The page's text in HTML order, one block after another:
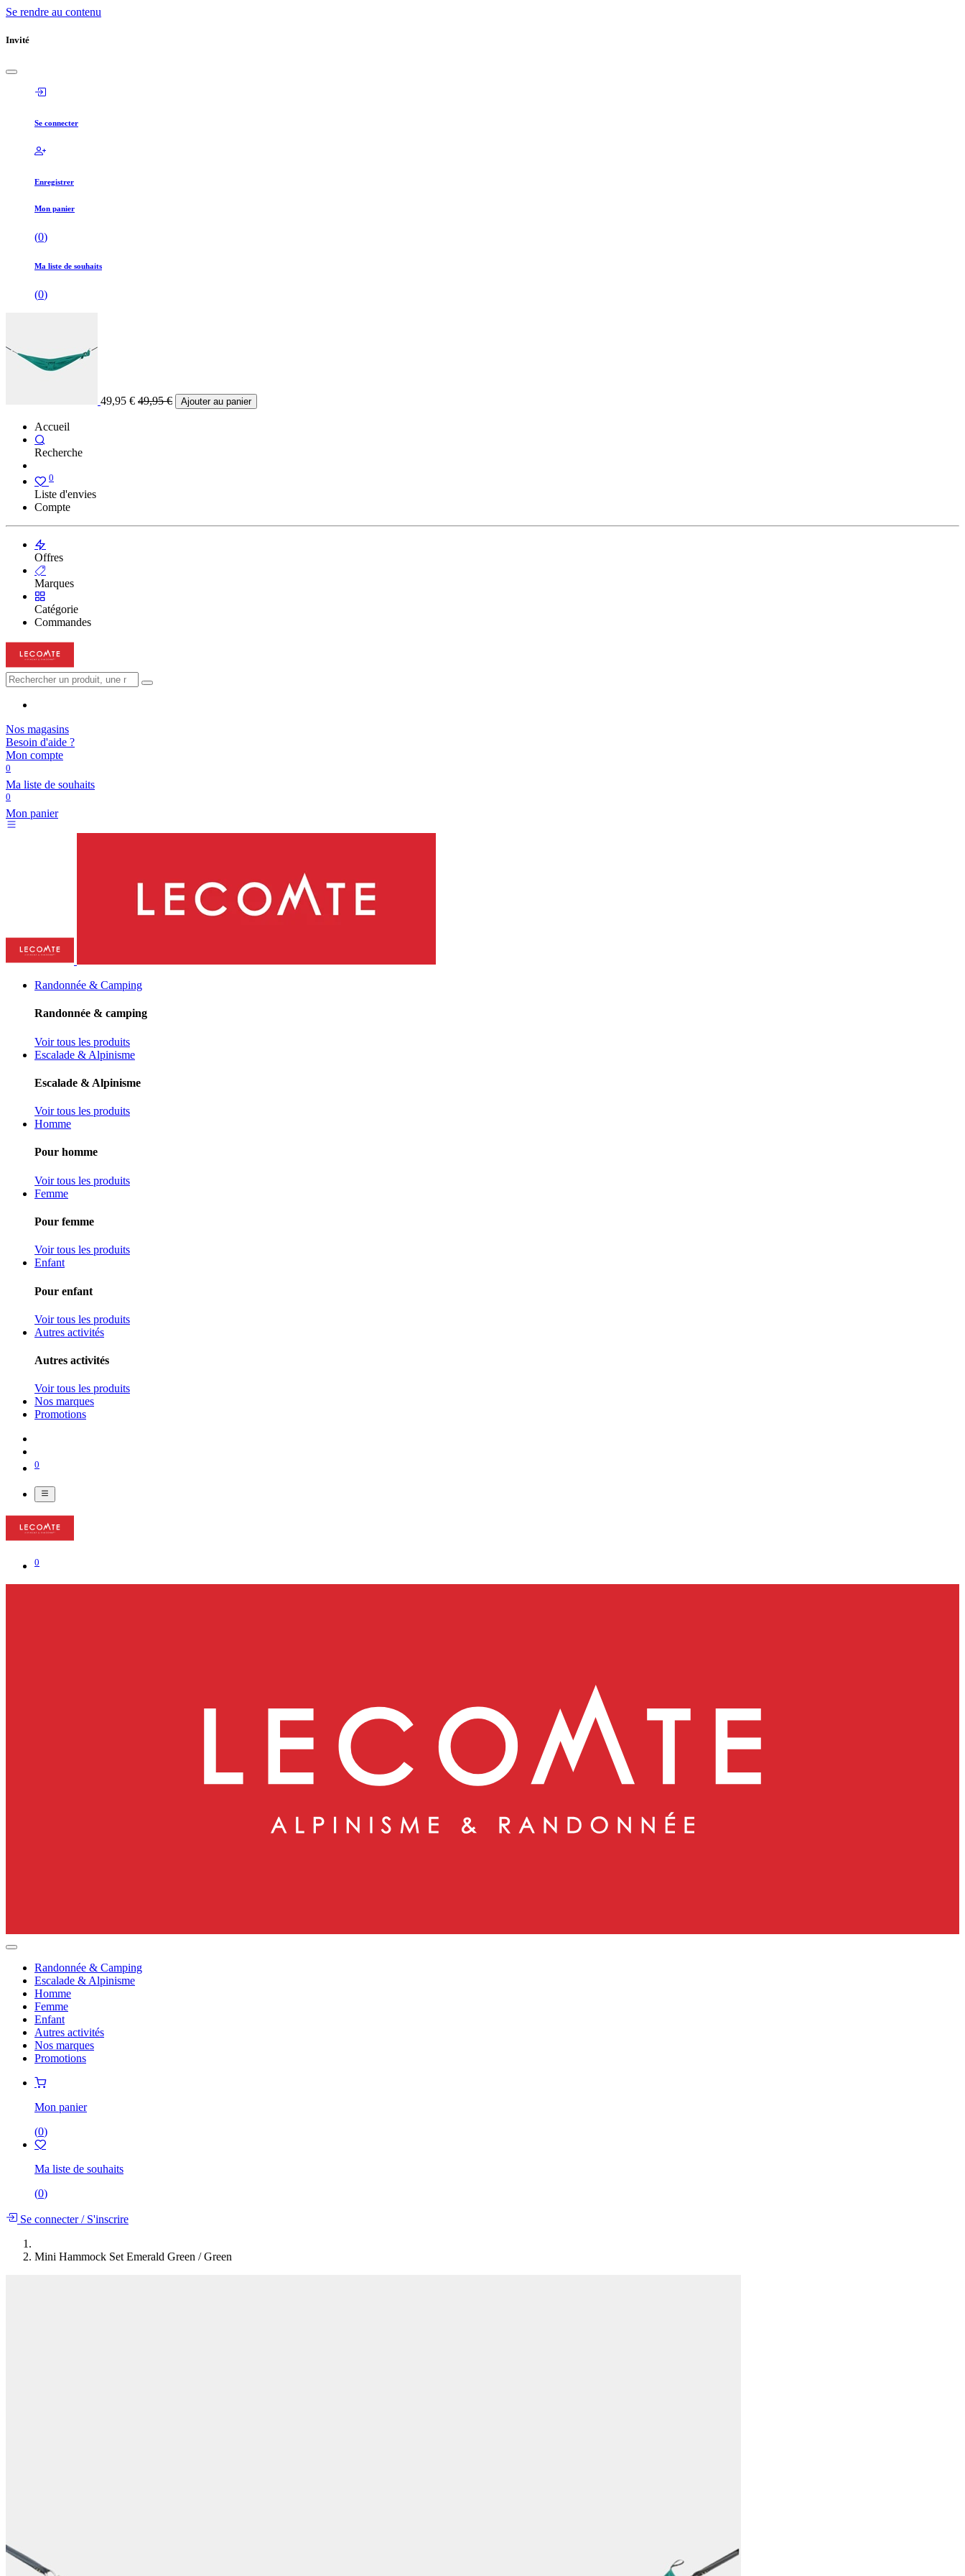
Se rendre au contenu
Invité
Se connecter
Enregistrer
Mon panier
(0)
Ma liste de souhaits
(0)
49,95 € 49,95€ Ajouter au panier
Accueil
Recherche
0
Liste d'envies
Compte
Offres
Marques
Catégorie
Commandes
Nos magasins
Besoin d'aide ?
Mon compte
0
Ma liste de souhaits
0
Mon panier
Randonnée & Camping
Randonnée & camping
Voir tous les produits
Escalade & Alpinisme
Escalade & Alpinisme
Voir tous les produits
Homme
Pour homme
Voir tous les produits
Femme
Pour femme
Voir tous les produits
Enfant
Pour enfant
Voir tous les produits
Autres activités
Autres activités
Voir tous les produits
Nos marques
Promotions
0
0
Randonnée & Camping
Escalade & Alpinisme
Homme
Femme
Enfant
Autres activités
Nos marques
Promotions
Mon panier
(0)
Ma liste de souhaits
(0)
Se connecter/S'inscrire
Mini Hammock Set Emerald Green / Green